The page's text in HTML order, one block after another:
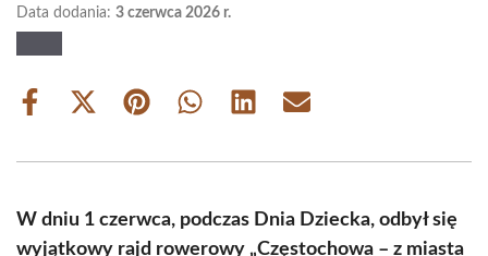
Data dodania: 3 czerwca 2026 r.
Share
Share
(Twitter)
Share Share Share Share
W dniu 1 czerwca, podczas Dnia Dziecka, odbył się
wyjątkowy rajd rowerowy „Częstochowa – z miasta